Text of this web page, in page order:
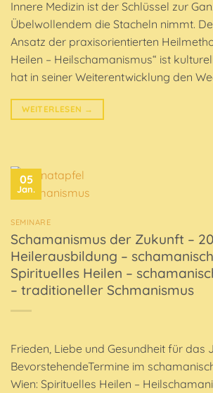
Innere Medizin ist der Schlüssel zur
Übelwollendem die Stacheln nimmt.
Ansatz der praxisorientierten
Heilen – Heilschamanismus“ ist
hat in seiner Weiterentwicklung den
WEITERLESEN →
05
Jan.
SEMINARE
Schamanismus der Zukunft –
Heilerausbildung –
Spirituelles Heilen –
– traditioneller Schmanismus
Frieden, Liebe und Gesundheit für das
BevorstehendeTermine im
Wien: Spirituelles Heilen –